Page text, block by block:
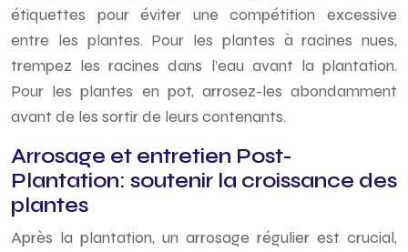
étiquettes pour éviter une compétition excessive
entre les plantes. Pour les plantes à racines nues,
trempez les racines dans l’eau avant la plantation.
Pour les plantes en pot, arrosez-les abondamment
avant de les sortir de leurs contenants.
Arrosage et entretien Post-
Plantation: soutenir la croissance des
plantes
Après la plantation, un arrosage régulier est crucial,